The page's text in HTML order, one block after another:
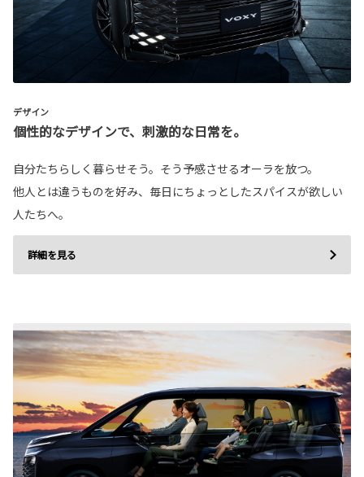
デザイン
個性的なデザインで、刺激的な日常を。
自分たちらしく暮らせそう。そう予感させるオーラを放つ。
他人とは違うものを好み、毎日にちょっとしたスパイスが欲しい
人たちへ。
詳細を見る